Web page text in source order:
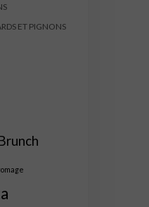
ET PIGNONS